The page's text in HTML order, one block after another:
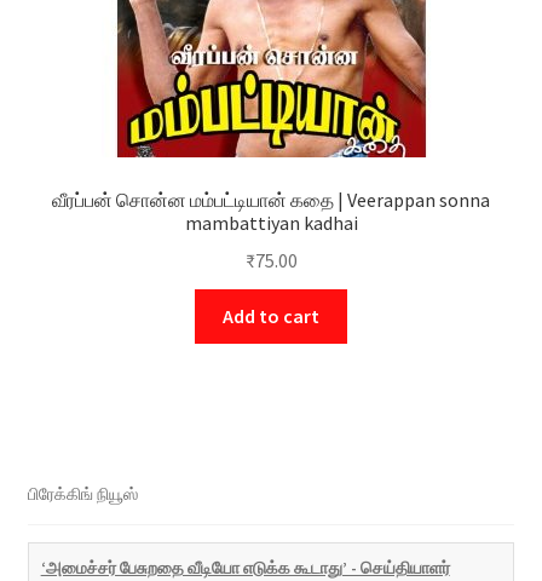
வீரப்பன் சொன்ன மம்பட்டியான் கதை | Veerappan sonna
mambattiyan kadhai
₹75.00
Add to cart
பிரேக்கிங் நியூஸ்
‘அமைச்சர் பேசுறதை வீடியோ எடுக்க கூடாது’ - செய்தியாளர்